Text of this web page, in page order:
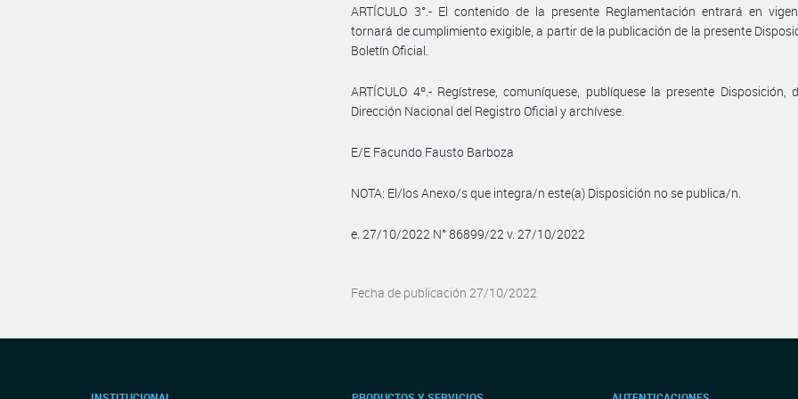
ARTÍCULO 3°.- El contenido de la presente Reglamentación entrará en
tornará de cumplimiento exigible, a partir de la publicación de la presente
Boletín Oficial.
ARTÍCULO 4º.- Regístrese, comuníquese, publíquese la presente Disposición,
Dirección Nacional del Registro Oficial y archívese.
E/E Facundo Fausto Barboza
NOTA: El/los Anexo/s que integra/n este(a) Disposición no se publica/n.
e. 27/10/2022 N° 86899/22 v. 27/10/2022
Fecha de publicación 27/10/2022